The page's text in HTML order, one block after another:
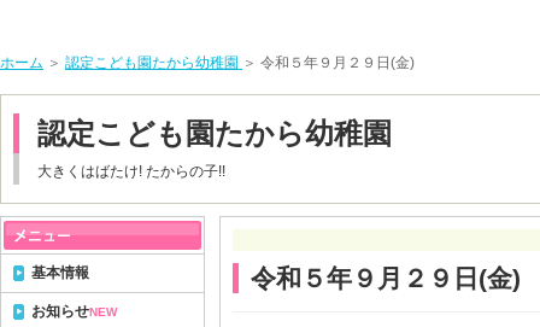
ホーム ＞ 認定こども園たから幼稚園 ＞ 令和５年９月２９日(金)
認定こども園たから幼稚園
大きくはばたけ! たからの子!!
令和５年９月２９日(金)
基本情報
お知らせNEW